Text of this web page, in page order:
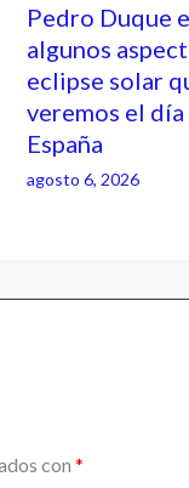
Pedro Duque
algunos
eclipse solar
veremos el día
España
agosto 6, 2026
con *